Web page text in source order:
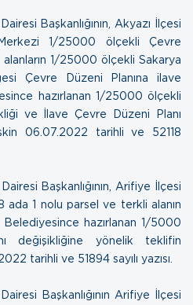
Başkanlığının, Akyazı İlçesi
1/25000 ölçekli Çevre
alanların 1/25000 ölçekli Sakarya
Çevre Düzeni Planına ilave
hazırlanan 1/25000 ölçekli
ve İlave Çevre Düzeni Planı
06.07.2022 tarihli ve 52118
Başkanlığının, Arifiye İlçesi
ada 1 nolu parsel ve terkli alanın
hazırlanan 1/5000
değişikliğine yönelik teklifin
tarihli ve 51894 sayılı yazısı.
Başkanlığının Arifiye İlçesi